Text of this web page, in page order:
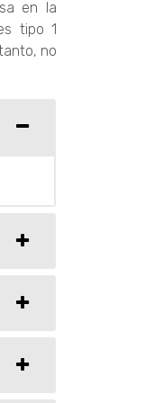
en la
tipo 1
no